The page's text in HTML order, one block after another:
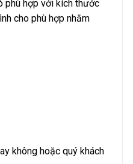
phù hợp với kích thước
cho phù hợp nhằm
không hoặc quý khách